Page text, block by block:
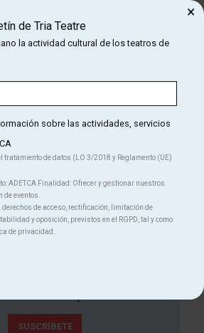
Del LU 16.03.26
Del SA 07.02.26al DO 01.08.27
al boletín de Tria Teatre!
SUSCRÍBETE
de Tria Teatre
la actividad cultural de los teatros de
sobre las actividades, servicios
tratamiento de datos (LO 3/2018 y Reglamento (UE)
ADETCA Finalidad: Ofrecer y gestionar nuestros
de eventos.
derechos de acceso, rectificación, limitación de
y oposición, previstos en el RGPD, tal y como
de privacidad.
×